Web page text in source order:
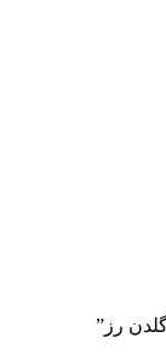
رز”